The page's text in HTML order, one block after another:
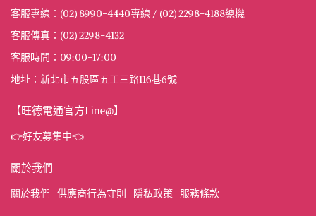
客服專線：(02) 8990-4440專線 / (02) 2298-4188總機
客服傳真：(02) 2298-4132
客服時間：09:00-17:00
地址：新北市五股區五工三路116巷6號
【旺德電通官方Line@】
👉好友募集中👈
關於我們
關於我們 供應商行為守則 隱私政策 服務條款